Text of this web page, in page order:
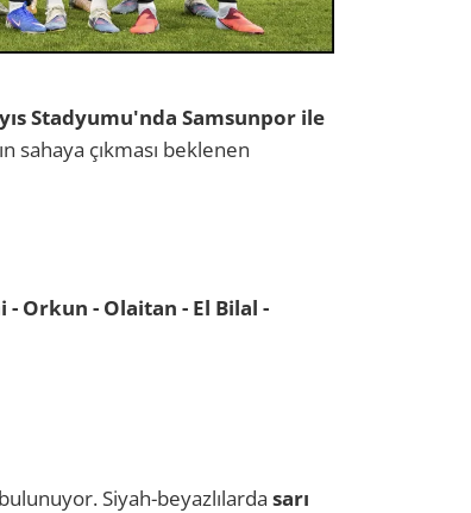
Stadyumu'nda Samsunpor ile
sahaya çıkması beklenen
- Orkun - Olaitan - El Bilal -
Siyah-beyazlılarda sarı